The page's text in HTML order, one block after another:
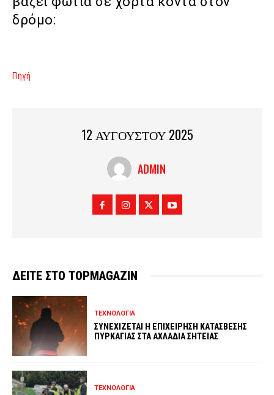
δρόμο:
Πηγή
12 ΑΥΓΟΥΣΤΟΥ 2025
ADMIN
ΔΕΙΤΕ ΣΤΟ TOPMAGAZIN
ΤΕΧΝΟΛΟΓΙΑ
ΣΥΝΕΧΙΖΕΤΑΙ Η ΕΠΙΧΕΙΡΗΣΗ ΚΑΤΑΣΒΕΣΗΣ
ΠΥΡΚΑΓΙΑΣ ΣΤΑ ΑΧΛΑΔΙΑ ΣΗΤΕΙΑΣ
ΤΕΧΝΟΛΟΓΙΑ